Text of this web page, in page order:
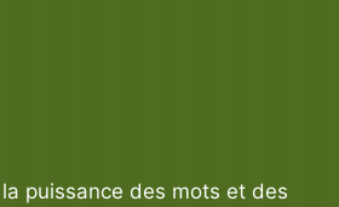
puissance des mots et des